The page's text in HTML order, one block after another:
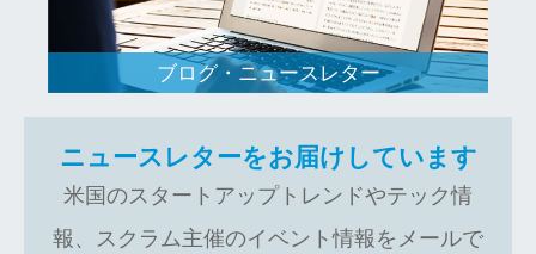
ブログ・ニュースレター
ニュースレターをお届けしています
米国のスタートアップトレンドやテック情
報、スクラム主催のイベント情報をメールで